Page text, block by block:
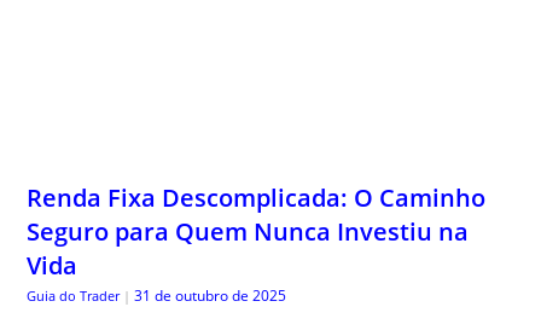
Renda Fixa Descomplicada: O Caminho
Seguro para Quem Nunca Investiu na
Vida
Guia do Trader | 31 de outubro de 2025